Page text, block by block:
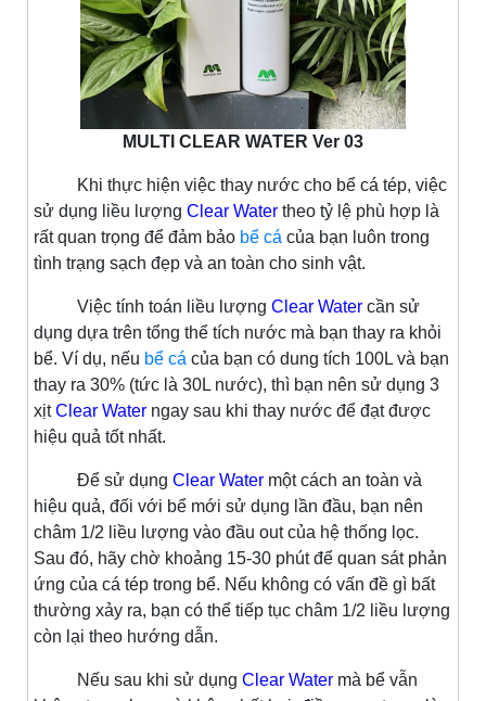
MULTI CLEAR WATER Ver 03
Khi thực hiện việc thay nước cho bể cá tép, việc
sử dụng liều lượng Clear Water theo tỷ lệ phù hợp là
rất quan trọng để đảm bảo bể cá của bạn luôn trong
tình trạng sạch đẹp và an toàn cho sinh vật.
Việc tính toán liều lượng Clear Water cần sử
dụng dựa trên tổng thể tích nước mà bạn thay ra khỏi
bể. Ví dụ, nếu bể cá của bạn có dung tích 100L và bạn
thay ra 30% (tức là 30L nước), thì bạn nên sử dụng 3
xịtClear Water ngay sau khi thay nước để đạt được
hiệu quả tốt nhất.
Để sử dụng Clear Water một cách an toàn và
hiệu quả, đối với bể mới sử dụng lần đầu, bạn nên
châm 1/2 liều lượng vào đầu out của hệ thống lọc.
Sau đó, hãy chờ khoảng 15-30 phút để quan sát phản
ứng của cá tép trong bể. Nếu không có vấn đề gì bất
thường xảy ra, bạn có thể tiếp tục châm 1/2 liều lượng
còn lại theo hướng dẫn.
Nếu sau khi sử dụng Clear Water mà bể vẫn